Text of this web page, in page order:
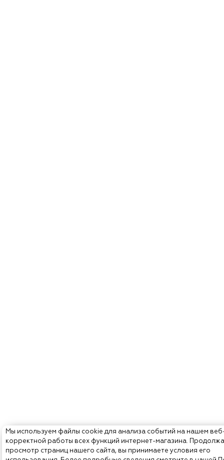
Мы используем файлы cookie для анализа событий на нашем
корректной работы всех функций интернет-магазина.
просмотр страниц нашего сайта, вы принимаете условия его